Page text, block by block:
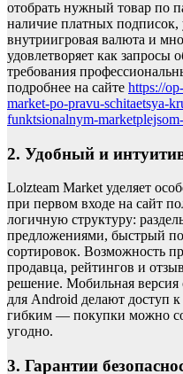
отобрать нужный товар по
наличие платных подписок,
внутриигровая валюта и
удовлетворяет как запросы
требования
подробнее на сайте https://
market-po-pravu-schitaetsya-
funktsionalnym-
2. Удобный и
Lolzteam Market уделяет
при первом входе на сайт
логичную структуру:
предложениями, быстрый
сортировок. Возможность
продавца, рейтингов и
решение. Мобильная версия
для Android делают доступ
гибким — покупки можно
угодно.
3. Гарантии